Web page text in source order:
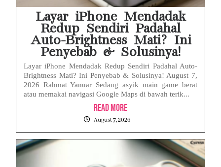
Layar iPhone Mendadak
Redup Sendiri Padahal
Auto-Brightness Mati? Ini
Penyebab & Solusinya!
Layar iPhone Mendadak Redup Sendiri Padahal Auto-
Brightness Mati? Ini Penyebab & Solusinya! August 7,
2026 Rahmat Yanuar Sedang asyik main game berat
atau memakai navigasi Google Maps di bawah terik...
Read More
August 7, 2026